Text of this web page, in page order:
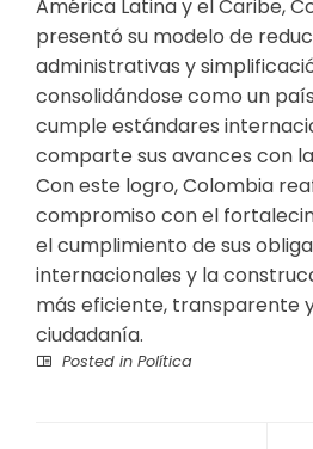
América Latina y el Caribe,
presentó su modelo de
administrativas y
consolidándose como un
cumple estándares
comparte sus avances con
Con este logro, Colombia
compromiso con el
el cumplimiento de sus
internacionales y la
más eficiente, transparente
ciudadanía.
Posted in Política